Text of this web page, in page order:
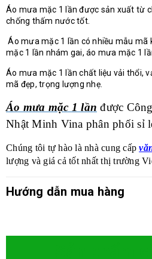
Áo mưa mặc 1 lần được sản xuất từ
chống thấm nước tốt.
Áo mưa mặc 1 lần có nhiều mẫu mã
mặc 1 lần nhám gai, áo mưa mặc 1
Áo mưa mặc 1 lần chất liệu vải thổi,
mã đẹp, trọng lượng nhẹ.
Áo mưa mặc 1 lần được
Nhật Minh Vina phân phối sỉ
Chúng tôi tự hào là nhà cung cấp
lượng và giá cả tốt nhất thị trường
Hướng dẫn mua hàng